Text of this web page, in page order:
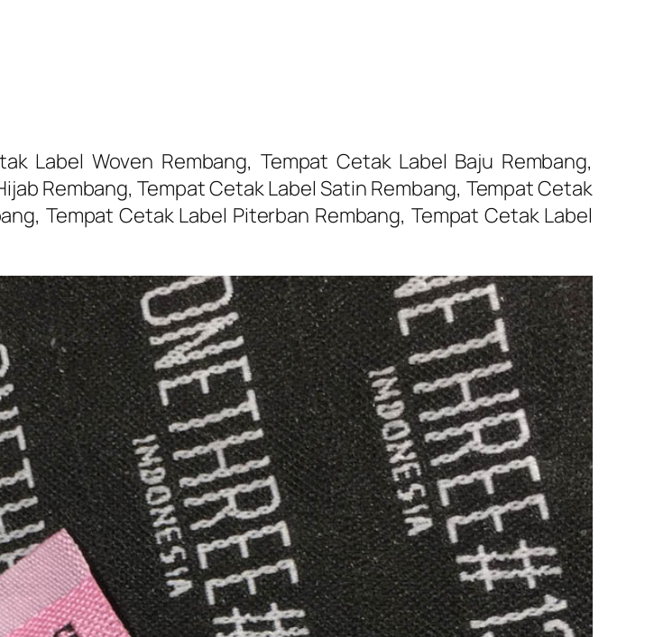
Label Woven Rembang, Tempat Cetak Label Baju Rembang,
Rembang, Tempat Cetak Label Satin Rembang, Tempat Cetak
Tempat Cetak Label Piterban Rembang, Tempat Cetak Label